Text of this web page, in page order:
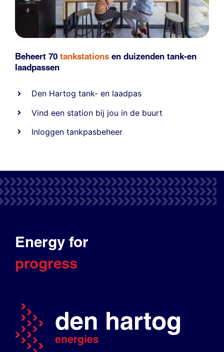
Beheert 70 tankstations en duizenden tank-en
laadpassen
Den Hartog tank- en laadpas
Vind een station bij jou in de buurt
Inloggen tankpasbeheer
Energy for
progress